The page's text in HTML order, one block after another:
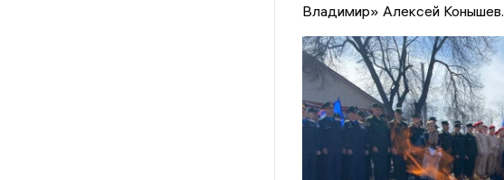
Владимир» Алексей Конышев.